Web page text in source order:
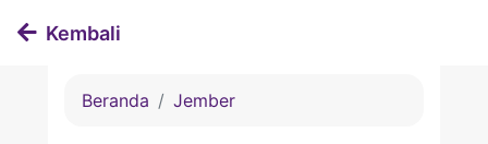
Kembali
Beranda Jember